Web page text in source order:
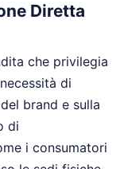
Diretta
che privilegia
di
brand e sulla
di
i consumatori